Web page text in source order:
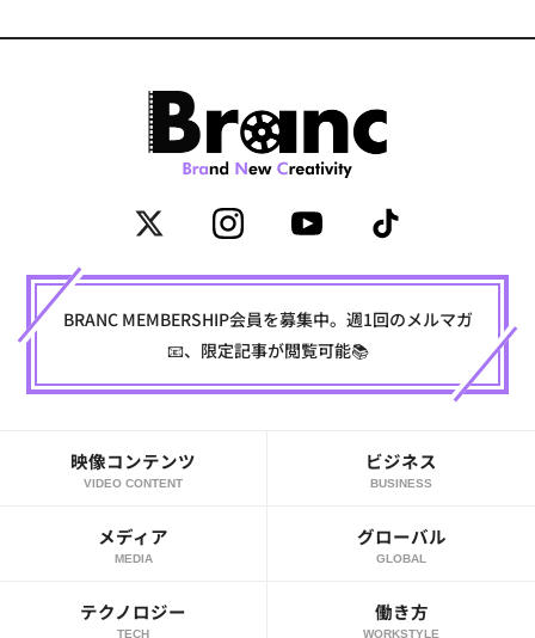
BRANC MEMBERSHIP会員を募集中。週1回のメルマガ
📧、限定記事が閲覧可能📚
映像コンテンツ
VIDEO CONTENT
ビジネス
BUSINESS
メディア
MEDIA
グローバル
GLOBAL
テクノロジー
TECH
働き方
WORKSTYLE